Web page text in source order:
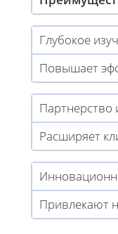
Глубокое
Повышает
Партнерство
Расширяет
Привлекают